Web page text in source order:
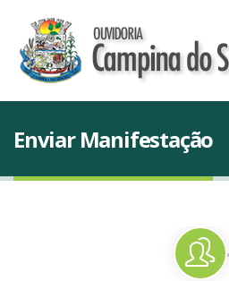
Enviar Manifestação